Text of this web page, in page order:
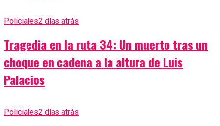
Policiales2 días atrás
Tragedia en la ruta 34: Un muerto tras un
choque en cadena a la altura de Luis
Palacios
Policiales2 días atrás